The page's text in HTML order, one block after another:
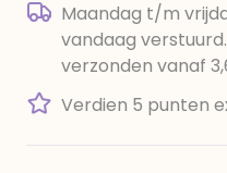
Maandag t/m
vandaag
verzonden vanaf
Verdien 5 punten